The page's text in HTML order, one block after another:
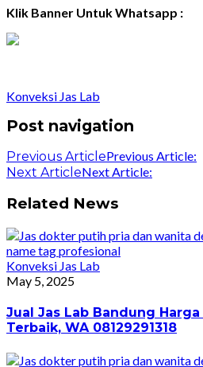
Klik Banner Untuk Whatsapp :
Konveksi Jas Lab
Post navigation
Previous ArticlePrevious Article:
Next ArticleNext Article:
Related News
Konveksi Jas Lab
May 5, 2025
Jual Jas Lab Bandung
Terbaik, WA 08129291318